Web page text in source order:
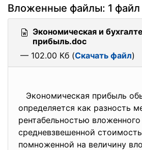
Вложенные файлы: 1 файл
Экономическая и
прибыль.doc
— 102.00 Кб (Скачать файл)
Экономическая прибыль
определяется как разность
рентабельностью
средневзвешенной
помноженной на величину